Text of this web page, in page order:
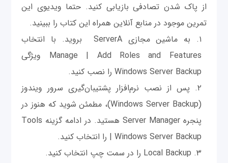
از پاک شدن تصادفی بازیابی کنید. حتما ویدیوی این
تمرین موجود در منابع آنلاین همراه این کتاب را ببینید.
به ماشین مجازی ServerA بروید. با انتخاب
Manage | Add Roles and Features ویژگی
Windows Server Backup را نصب کنید.
پس از نصب نرم‌افزار پشتیبان‌گیری سرور ویندوز
(Windows Server Backup)، مطمئن شوید که هنوز در
پنجره Server Manager هستید. در ادامه گزینه Tools
| Windows Server Backup را انتخاب کنید.
Local Backup را در سمت چپ انتخاب کنید.